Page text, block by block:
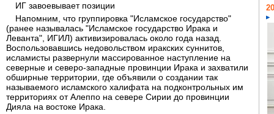
ИГ завоевывает позиции
Напомним, что группировка "Исламское государство"
(ранее называлась "Исламское государство Ирака и
Леванта", ИГИЛ) активизировалась около года назад.
Воспользовавшись недовольством иракских суннитов,
исламисты развернули массированное наступление на
северные и северо-западные провинции Ирака и захватили
обширные территории, где объявили о создании так
называемого исламского халифата на подконтрольных им
территориях от Алеппо на севере Сирии до провинции
Дияла на востоке Ирака.